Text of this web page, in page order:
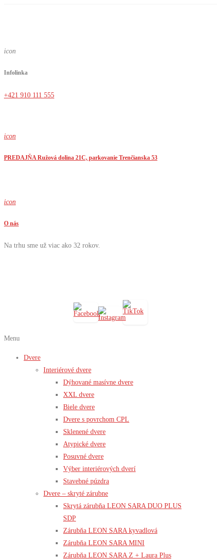
icon
Infolinka
+421 910 111 555
icon
PREDAJŇA Ružová dolina 21C, parkovanie Trenčianska 53
icon
O nás
Na trhu sme už viac ako 32 rokov.
Menu
Dvere
Interiérové dvere
Dýhované masívne dvere
XXL dvere
Biele dvere
Dvere s povrchom CPL
Sklenené dvere
Atypické dvere
Posuvné dvere
Výber interiérových dverí
Stavebné púzdra
Dvere – skryté zárubne
Skrytá zárubňa LEON SARA DUO PLUS
SDP
Zárubňa LEON SARA kyvadlová
Zárubňa LEON SARA MINI
Zárubňa LEON SARA Z + Laura Plus